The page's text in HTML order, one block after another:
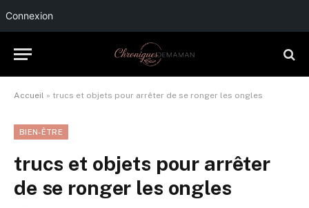
Connexion
Accueil » trucs et objets pour arrêter de se ronger les ongles
BIEN-ÊTRE
trucs et objets pour arrêter
de se ronger les ongles